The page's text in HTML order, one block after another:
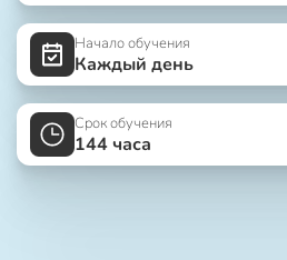
Начало обучения
Каждый день
Срок обучения
144 часа